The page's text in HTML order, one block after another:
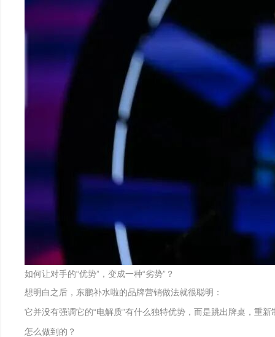
如何让对手的“优势”，变成一种“劣势”？
想明白之后，东鹏补水啦的品牌营销做法就很聪明：
它并没有强调它的“电解质”有什么独特优势，而是跳出牌桌，重新
怎么做到的？